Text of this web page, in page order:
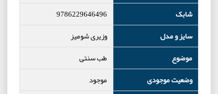
شابک
9786229646496
سایز و مدل
وزیری شومیز
موضوع
طب سنتی
وضعیت موجودی
موجود